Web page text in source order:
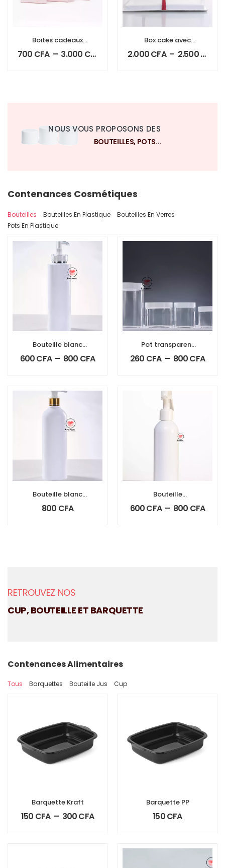
Boites cadeaux
carré
700 CFA – 3.000 CFA
Box cake avec
ruban
2.000CFA – 2.500CFA
NOUS VOUS PROPOSONS DES
BOUTEILLES, POTS...
Contenances Cosmétiques
Bouteilles Bouteilles En Plastique
Bouteilles En Verres
Pots En Plastique
Bouteille blanc
couvercle
argenté
600CFA – 800 CFA
Bouteille blanc
couvercle dorée
800 CFA
Pot transparent
avec couvercle
blanc
260 CFA – 800CFA
Bouteille
pulverisateur
600CFA – 800 CFA
RETROUVEZ NOS
CUP, BOUTEILLE ET BARQUETTE
Contenances Alimentaires
Tous Barquettes Bouteille Jus Cup
Barquette Kraft
150 CFA – 300CFA
Barquette PP
150CFA